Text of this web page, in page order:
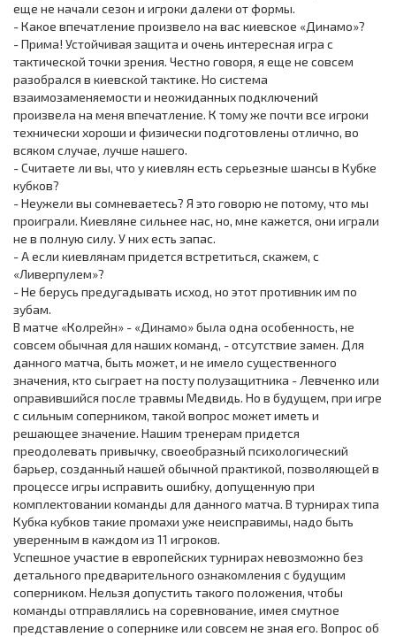
еще не начали сезон и игроки далеки от формы.
- Какое впечатление произвело на вас киевское «Динамо»?
- Прима! Устойчивая защита и очень интересная игра с
тактической точки зрения. Честно говоря, я еще не совсем
разобрался в киевской тактике. Но система
взаимозаменяемости и неожиданных подключений
произвела на меня впечатление. К тому же почти все игроки
технически хороши и физически подготовлены отлично, во
всяком случае, лучше нашего.
- Считаете ли вы, что у киевлян есть серьезные шансы в Кубке
кубков?
- Неужели вы сомневаетесь? Я это говорю не потому, что мы
проиграли. Киевляне сильнее нас, но, мне кажется, они играли
не в полную силу. У них есть запас.
- А если киевлянам придется встретиться, скажем, с
«Ливерпулем»?
- Не берусь предугадывать исход, но этот противник им по
зубам.
В матче «Колрейн» - «Динамо» была одна особенность, не
совсем обычная для наших команд, - отсутствие замен. Для
данного матча, быть может, и не имело существенного
значения, кто сыграет на посту полузащитника - Левченко или
оправившийся после травмы Медвидь. Но в будущем, при игре
с сильным соперником, такой вопрос может иметь и
решающее значение. Нашим тренерам придется
преодолевать привычку, своеобразный психологический
барьер, созданный нашей обычной практикой, позволяющей в
процессе игры исправить ошибку, допущенную при
комплектовании команды для данного матча. В турнирах типа
Кубка кубков такие промахи уже неисправимы, надо быть
уверенным в каждом из 11 игроков.
Успешное участие в европейских турнирах невозможно без
детального предварительного ознакомления с будущим
соперником. Нельзя допустить такого положения, чтобы
команды отправлялись на соревнование, имея смутное
представление о сопернике или совсем не зная его. Вопрос об